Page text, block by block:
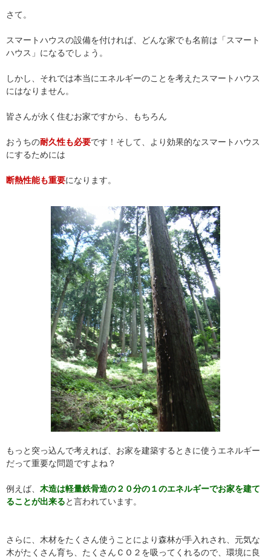
さて。
スマートハウスの設備を付ければ、どんな家でも名前は「スマート
ハウス」になるでしょう。
しかし、それでは本当にエネルギーのことを考えたスマートハウス
にはなりません。
皆さんが永く住むお家ですから、もちろん
おうちの耐久性も必要です！そして、より効果的なスマートハウス
にするためには
断熱性能も重要になります。
もっと突っ込んで考えれば、お家を建築するときに使うエネルギー
だって重要な問題ですよね？
例えば、 木造は軽量鉄骨造の２０分の１のエネルギーでお家を建て
ることが出来ると言われています。
さらに、木材をたくさん使うことにより森林が手入れされ、元気な
木がたくさん育ち、たくさんＣＯ２を吸ってくれるので、環境に良